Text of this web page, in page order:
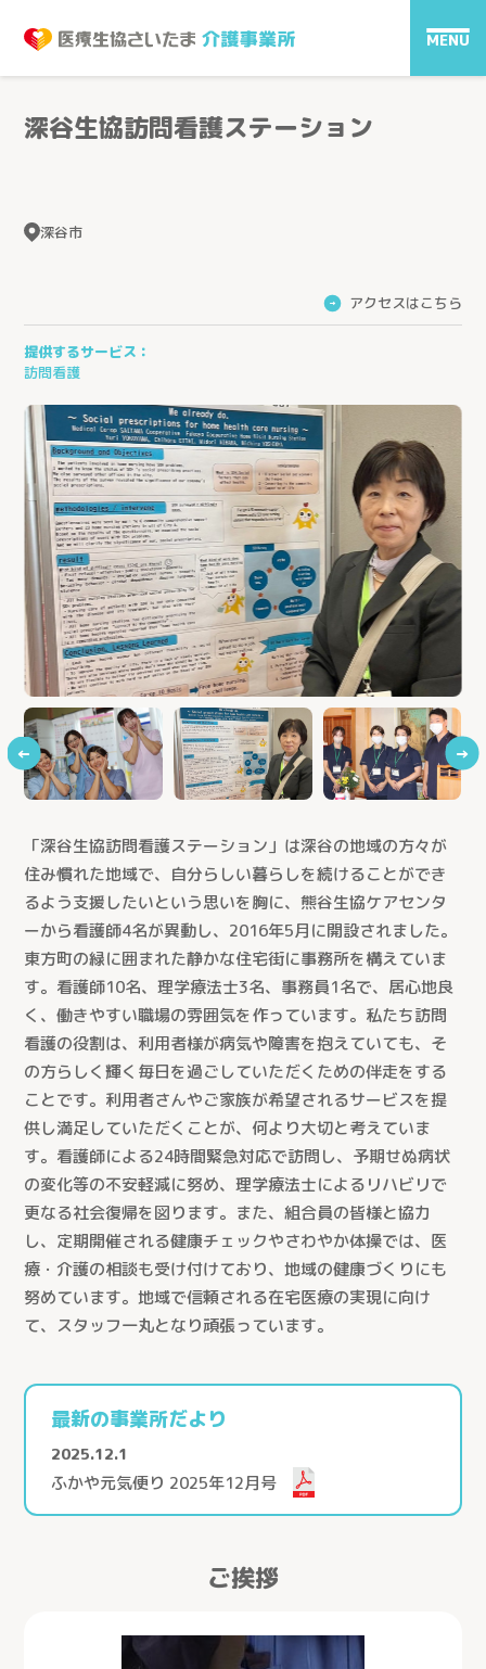
MENU
深谷生協訪問看護ステーション
深谷市
→ アクセスはこちら
提供するサービス：
訪問看護
← →
「深谷生協訪問看護ステーション」は深谷の地域の方々が
住み慣れた地域で、自分らしい暮らしを続けることができ
るよう支援したいという思いを胸に、熊谷生協ケアセンタ
ーから看護師4名が異動し、2016年5月に開設されました。
東方町の緑に囲まれた静かな住宅街に事務所を構えていま
す。看護師10名、理学療法士3名、事務員1名で、居心地良
く、働きやすい職場の雰囲気を作っています。私たち訪問
看護の役割は、利用者様が病気や障害を抱えていても、そ
の方らしく輝く毎日を過ごしていただくための伴走をする
ことです。利用者さんやご家族が希望されるサービスを提
供し満足していただくことが、何より大切と考えていま
す。看護師による24時間緊急対応で訪問し、予期せぬ病状
の変化等の不安軽減に努め、理学療法士によるリハビリで
更なる社会復帰を図ります。また、組合員の皆様と協力
し、定期開催される健康チェックやさわやか体操では、医
療・介護の相談も受け付けており、地域の健康づくりにも
努めています。地域で信頼される在宅医療の実現に向け
て、スタッフ一丸となり頑張っています。
最新の事業所だより
2025.12.1
ふかや元気便り 2025年12月号
ご挨拶